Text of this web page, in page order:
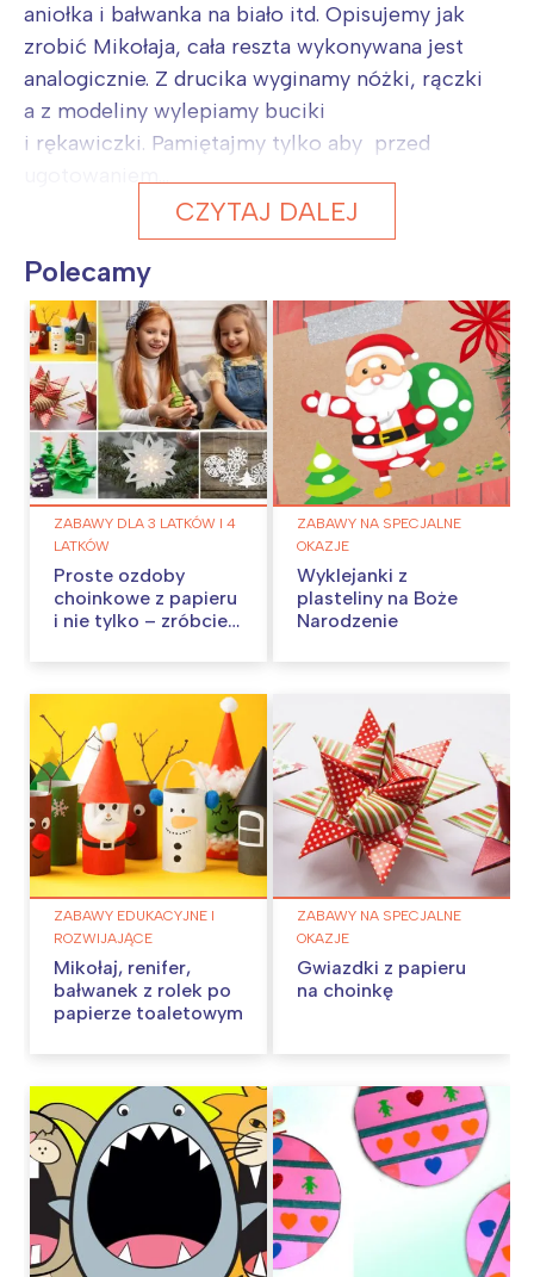
aniołka i bałwanka na biało itd. Opisujemy jak
zrobić Mikołaja, cała reszta wykonywana jest
analogicznie. Z drucika wyginamy nóżki, rączki
a z modeliny wylepiamy buciki
i rękawiczki. Pamiętajmy tylko aby przed
CZYTAJ DALEJ
Polecamy
ZABAWY DLA 3 LATKÓW I 4
LATKÓW
Proste ozdoby
choinkowe z papieru
i nie tylko – zróbcie
ZABAWY NA SPECJALNE
OKAZJE
Wyklejanki z
plasteliny na Boże
Narodzenie
ZABAWY EDUKACYJNE I
ROZWIJAJĄCE
Mikołaj, renifer,
bałwanek z rolek po
papierze toaletowym
ZABAWY NA SPECJALNE
OKAZJE
Gwiazdki z papieru
na choinkę